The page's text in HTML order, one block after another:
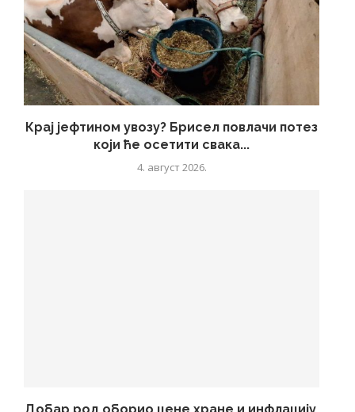
Крај јефтином увозу? Брисел повлачи потез
који ће осетити свака...
4. август 2026.